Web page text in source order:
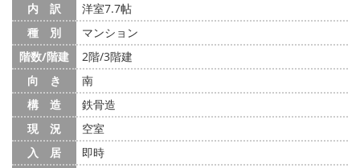
内 訳
洋室7.7帖
種 別
マンション
階数/階建
2階/3階建
向 き
南
構 造
鉄骨造
現 況
空室
入 居
即時